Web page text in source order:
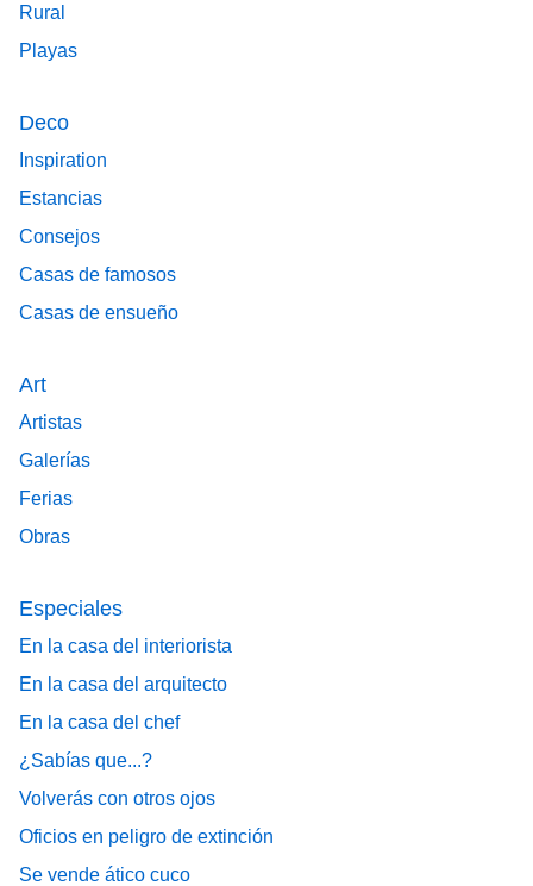
Rural
Playas
Deco
Inspiration
Estancias
Consejos
Casas de famosos
Casas de ensueño
Art
Artistas
Galerías
Ferias
Obras
Especiales
En la casa del interiorista
En la casa del arquitecto
En la casa del chef
¿Sabías que...?
Volverás con otros ojos
Oficios en peligro de extinción
Se vende ático cuco